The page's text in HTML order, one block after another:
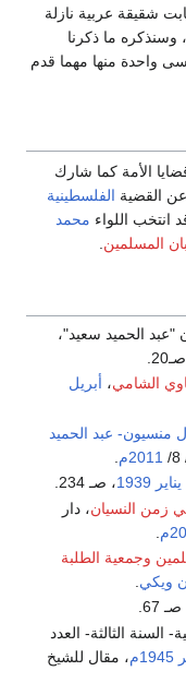
شقيقة عربية نازلة
وسنذكره ما ذكرنا
واحدة منها مهما قدم
الأمة كما شارك
عن القضية الفلسطينية
انتخب اللواء محمد
المسلمين.
"عبد الحميد سعيد"،
الشامي، أبريل
منسيون- عبد الحميد
2011م
يناير 1939، صـ 234.
زمن النسيان، دار
وجمعية الطلبة
ويكي
67.
السنة الثالثة- العدد
1945م
، مقال للشيخ